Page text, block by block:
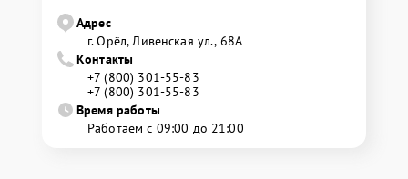
Адрес
г. Орёл, Ливенская ул., 68А
Контакты
+7 (800) 301-55-83
+7 (800) 301-55-83
Время работы
Работаем с 09:00 до 21:00